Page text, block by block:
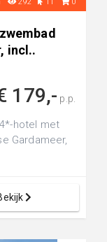
incl..
179,- p.p.
hotel met
Gardameer,